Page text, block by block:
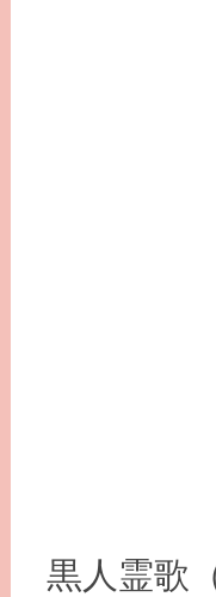
黒人霊歌